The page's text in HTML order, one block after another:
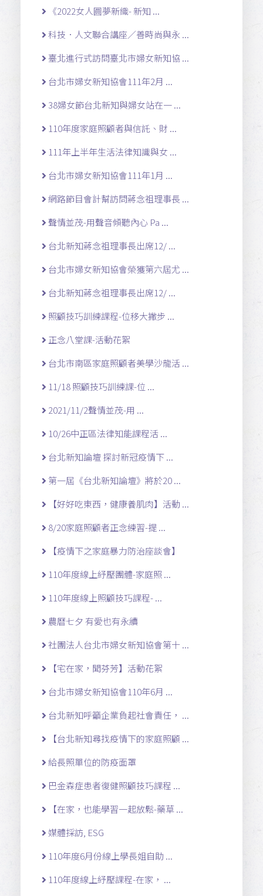
《2022女人圓夢新織- 新知 ...
科技．人文聯合講座／善時尚與永 ...
臺北進行式訪問臺北市婦女新知協 ...
台北市婦女新知協會111年2月 ...
38婦女節台北新知與婦女站在一 ...
110年度家庭照顧者與信託、財 ...
111年上半年生活法律知識與女 ...
台北市婦女新知協會111年1月 ...
網路節目會計幫訪問蔣念祖理事長 ...
聲情並茂-用聲音傾聽內心 Pa ...
台北新知蔣念祖理事長出席12/ ...
台北市婦女新知協會榮獲第六屆尤 ...
台北新知蔣念祖理事長出席12/ ...
照顧技巧訓練課程-位移大撇步 ...
正念八堂課-活動花絮
台北市南區家庭照顧者美學沙龍活 ...
11/18 照顧技巧訓練課-位 ...
2021/11/2聲情並茂-用 ...
10/26中正區法律知能課程活 ...
台北新知論壇 探討新冠疫情下 ...
第一屆《台北新知論壇》將於20 ...
【好好吃東西，健康養肌肉】活動 ...
8/20家庭照顧者正念練習-提 ...
【疫情下之家庭暴力防治座談會】
110年度線上紓壓團體-家庭照 ...
110年度線上照顧技巧課程- ...
農曆七夕 有愛也有永續
社團法人台北市婦女新知協會第十 ...
【宅在家，聞芬芳】活動花絮
台北市婦女新知協會110年6月 ...
台北新知呼籲企業負起社會責任， ...
【台北新知尋找疫情下的家庭照顧 ...
給長照單位的防疫面罩
巴金森症患者復健照顧技巧課程 ...
【在家，也能學習一起放鬆-藥草 ...
媒體採訪, ESG
110年度6月份線上學長姐自助 ...
110年度線上紓壓課程-在家， ...